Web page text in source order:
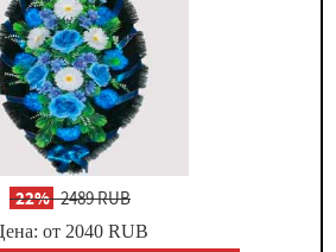
-22%2489 RUB
от 2040 RUB